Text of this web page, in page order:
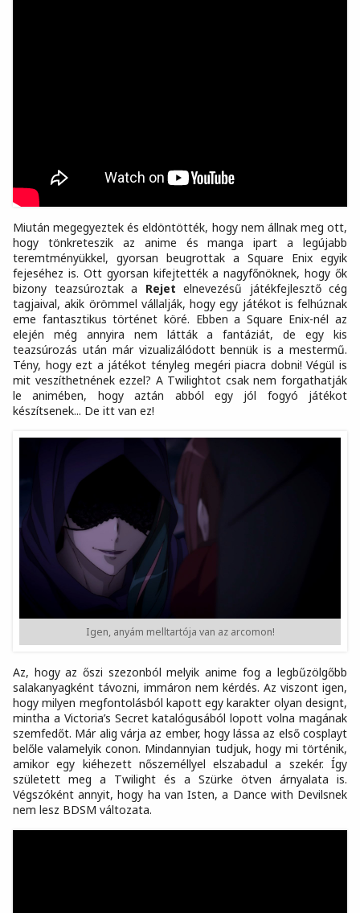
Miután megegyeztek és eldöntötték, hogy nem állnak meg ott,
hogy tönkreteszik az anime és manga ipart a legújabb
teremtményükkel, gyorsan beugrottak a Square Enix egyik
fejeséhez is. Ott gyorsan kifejtették a nagyfőnöknek, hogy ők
bizony teazsúroztak a Rejet elnevezésű játékfejlesztő cég
tagjaival, akik örömmel vállalják, hogy egy játékot is felhúznak
eme fantasztikus történet köré. Ebben a Square Enix-nél az
elején még annyira nem látták a fantáziát, de egy kis
teazsúrozás után már vizualizálódott bennük is a mestermű.
Tény, hogy ezt a játékot tényleg megéri piacra dobni! Végül is
mit veszíthetnének ezzel? A Twilightot csak nem forgathatják
le animében, hogy aztán abból egy jól fogyó játékot
készítsenek... De itt van ez!
Igen, anyám melltartója van az arcomon!
Az, hogy az őszi szezonból melyik anime fog a legbűzölgőbb
salakanyagként távozni, immáron nem kérdés. Az viszont igen,
hogy milyen megfontolásból kapott egy karakter olyan designt,
mintha a Victoria’s Secret katalógusából lopott volna magának
szemfedőt. Már alig várja az ember, hogy lássa az első cosplayt
belőle valamelyik conon. Mindannyian tudjuk, hogy mi történik,
amikor egy kiéhezett nőszeméllyel elszabadul a szekér. Így
született meg a Twilight és a Szürke ötven árnyalata is.
Végszóként annyit, hogy ha van Isten, a Dance with Devilsnek
nem lesz BDSM változata.